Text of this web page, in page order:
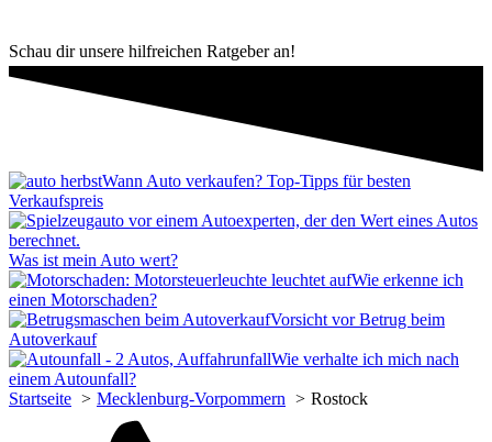
Erfahren Sie mehr über dieses Bewertungssiegel
Profil ansehen
Schau dir unsere hilfreichen Ratgeber an!
Wann Auto verkaufen? Top-Tipps für besten
Verkaufspreis
Was ist mein Auto wert?
Wie erkenne ich
einen Motorschaden?
Vorsicht vor Betrug beim
Autoverkauf
Wie verhalte ich mich nach
einem Autounfall?
Startseite
Mecklenburg-Vorpommern Rostock